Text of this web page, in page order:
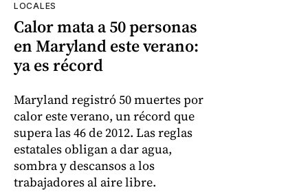
LOCALES
Calor mata a 50 personas
en Maryland este verano:
ya es récord
Maryland registró 50 muertes por
calor este verano, un récord que
supera las 46 de 2012. Las reglas
estatales obligan a dar agua,
sombra y descansos a los
trabajadores al aire libre.